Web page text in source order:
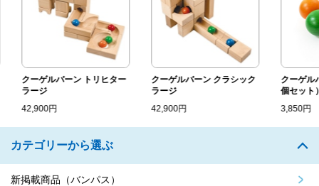
クーゲルバーン トリヒター
ラージ
42,900円
クーゲルバーン クラシック
ラージ
42,900円
クーゲルバ
個セット）
3,850円
カテゴリーから選ぶ
新掲載商品（バンパス）